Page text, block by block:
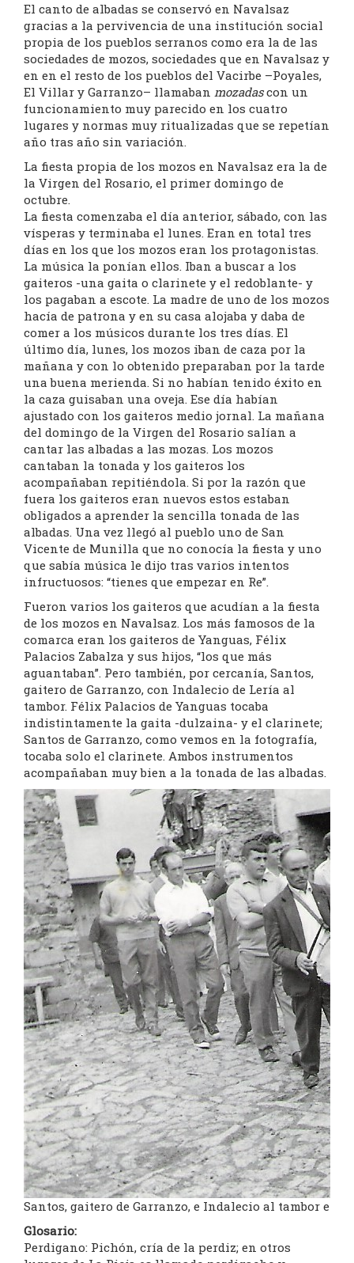
El canto de albadas se conservó en Navalsaz
gracias a la pervivencia de una institución social
propia de los pueblos serranos como era la de las
sociedades de mozos, sociedades que en Navalsaz y
en en el resto de los pueblos del Vacirbe –Poyales,
El Villar y Garranzo– llamaban mozadascon un
funcionamiento muy parecido en los cuatro
lugares y normas muy ritualizadas que se repetían
año tras año sin variación.
La fiesta propia de los mozos en Navalsaz era la de
la Virgen del Rosario, el primer domingo de
octubre.
La fiesta comenzaba el día anterior, sábado, con las
vísperas y terminaba el lunes. Eran en total tres
días en los que los mozos eran los protagonistas.
La música la ponían ellos. Iban a buscar a los
gaiteros -una gaita o clarinete y el redoblante- y
los pagaban a escote. La madre de uno de los mozos
hacía de patrona y en su casa alojaba y daba de
comer a los músicos durante los tres días. El
último día, lunes, los mozos iban de caza por la
mañana y con lo obtenido preparaban por la tarde
una buena merienda. Si no habían tenido éxito en
la caza guisaban una oveja. Ese día habían
ajustado con los gaiteros medio jornal. La mañana
del domingo de la Virgen del Rosario salían a
cantar las albadas a las mozas. Los mozos
cantaban la tonada y los gaiteros los
acompañaban repitiéndola. Si por la razón que
fuera los gaiteros eran nuevos estos estaban
obligados a aprender la sencilla tonada de las
albadas. Una vez llegó al pueblo uno de San
Vicente de Munilla que no conocía la fiesta y uno
que sabía música le dijo tras varios intentos
infructuosos: “tienes que empezar en Re”.
Fueron varios los gaiteros que acudían a la fiesta
de los mozos en Navalsaz. Los más famosos de la
comarca eran los gaiteros de Yanguas, Félix
Palacios Zabalza y sus hijos, “los que más
aguantaban”. Pero también, por cercanía, Santos,
gaitero de Garranzo, con Indalecio de Lería al
tambor. Félix Palacios de Yanguas tocaba
indistintamente la gaita -dulzaina- y el clarinete;
Santos de Garranzo, como vemos en la fotografía,
tocaba solo el clarinete. Ambos instrumentos
acompañaban muy bien a la tonada de las albadas.
Santos, gaitero de Garranzo, e Indalecio al tambor en
Glosario:
Perdigano: Pichón, cría de la perdiz; en otros